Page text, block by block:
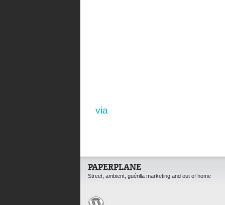
via
PAPERPLANE
Street, ambient, guérilla marketing and out of home